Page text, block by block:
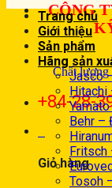
CÔNG
Chất lượng
+84-28-
Giỏ hàng
Trang chủ
Giới thiệu
Sản phẩm
Hãng sản
Jasco
Hitachi
Behr –
Tosoh